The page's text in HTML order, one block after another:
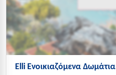
Elli Ενοικιαζόμενα Δωμάτια